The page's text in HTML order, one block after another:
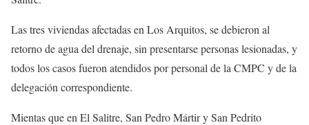
Las tres viviendas afectadas en Los Arquitos, se debieron al
retorno de agua del drenaje, sin presentarse personas lesionadas, y
todos los casos fueron atendidos por personal de la CMPC y de la
delegación correspondiente.
Mientas que en El Salitre, San Pedro Mártir y San Pedrito